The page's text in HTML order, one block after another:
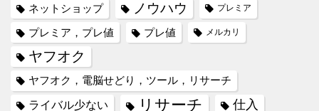
ネットショップ ノウハウ プレミア
プレミア，プレ値 プレ値 メルカリ
ヤフオク
ヤフオク，電脳せどり，ツール，リサーチ
ライバル少ない リサーチ 仕入